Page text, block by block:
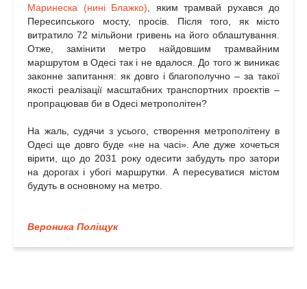
Маринеска (нині Блажко) , яким трамвай рухався до
Пересипського мосту, просів. Після того, як місто
витратило 72 мільйони гривень на його облаштування.
Отже, замінити метро найдовшим трамвайним
маршрутом в Одесі так і не вдалося. До того ж виникає
законне запитання: як довго і благополучно – за такої
якості реалізації масштабних транспортних проєктів –
пропрацював би в Одесі метрополітен?
На жаль, судячи з усього, створення метрополітену в
Одесі ще довго буде «не на часі». Але дуже хочеться
вірити, що до 2031 року одесити забудуть про затори
на дорогах і убогі маршрутки. А пересуватися містом
будуть в основному на метро.
Вероника Поліщук